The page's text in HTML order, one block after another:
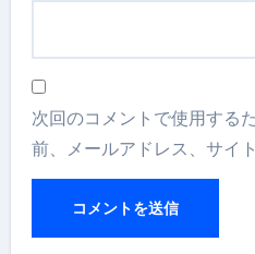
次回のコメントで使用する
前、メールアドレス、サイ